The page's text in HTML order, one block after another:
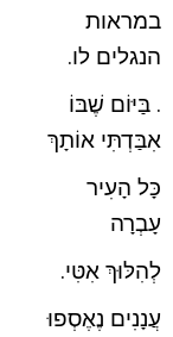
במראות
הנגלים לו.
. בַּיּוֹם שֶׁבּוֹ
אִבַּדְתִּי אוֹתָךְ
כָּל הָעִיר
עָבְרָה
לְהִלּוּךְ אִטִּי.
עֲנָנִים נֶאֶסְפוּ